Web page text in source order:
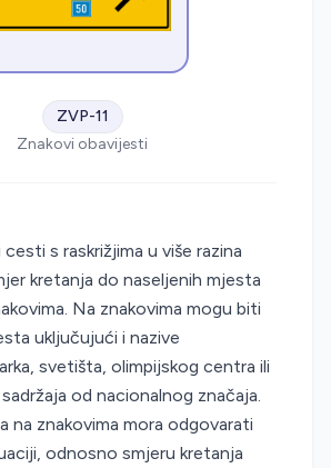
ZVP-11
Znakovi obavijesti
s raskrižjima u više razina
kretanja do naseljenih mjesta
Na znakovima mogu biti
uključujući i nazive
svetišta, olimpijskog centra ili
od nacionalnog značaja.
na znakovima mora odgovarati
odnosno smjeru kretanja